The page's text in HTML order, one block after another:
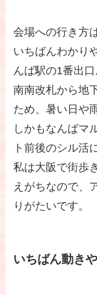
会場への行き方
いちばんわかり
んば駅の1番出口
南南改札から地
ため、暑い日や
しかもなんばマ
ト前後のシル活
私は大阪で街歩
えがちなので、
りがたいです。
いちばん動き